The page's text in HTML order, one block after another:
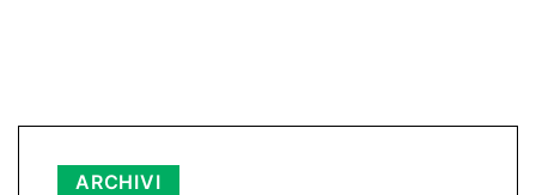
ARCHIVI